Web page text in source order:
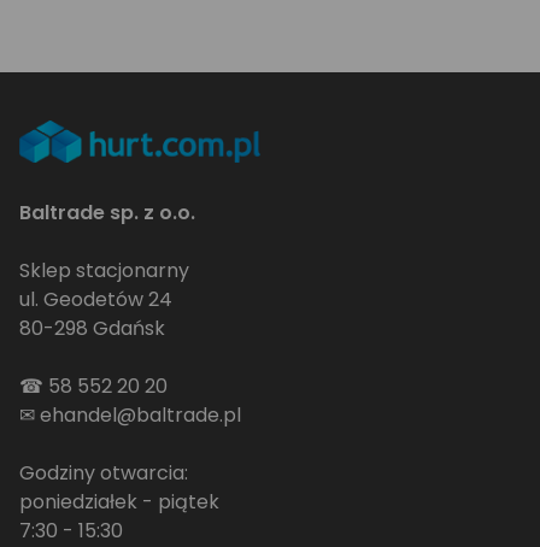
Baltrade sp. z o.o.
Sklep stacjonarny
ul. Geodetów 24
80-298 Gdańsk
☎ 58 552 20 20
✉ehandel@baltrade.pl
Godziny otwarcia:
poniedziałek - piątek
7:30 - 15:30